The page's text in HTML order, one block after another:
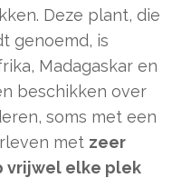
Deze plant, die
genoemd, is
Madagaskar en
beschikken over
soms met een
met zeer
vrijwel elke plek